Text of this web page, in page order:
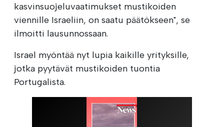
kasvinsuojeluvaatimukset mustikoiden
viennille Israeliin, on saatu päätökseen", se
ilmoitti lausunnossaan.
Israel myöntää nyt lupia kaikille yrityksille,
jotka pyytävät mustikoiden tuontia
Portugalista.